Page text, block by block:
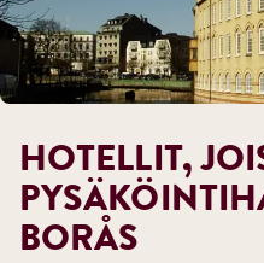
HOTELLIT,
BORÅS